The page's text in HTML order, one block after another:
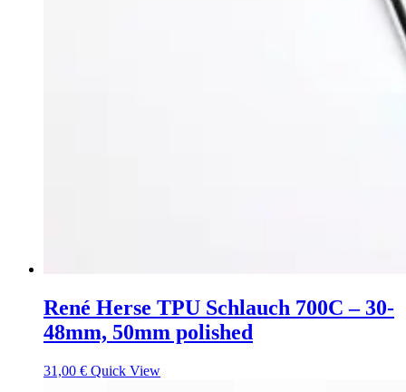
René Herse TPU Schlauch 700C – 30-
48mm, 50mm polished
31,00 € Quick View